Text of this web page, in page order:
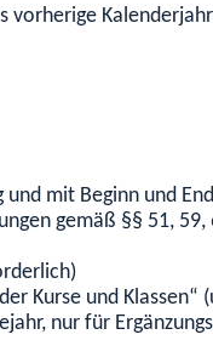
mit Beginn und
gemäß §§ 51,
Kurse und
nur für